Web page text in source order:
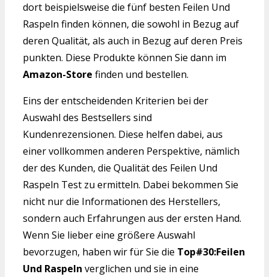
dort beispielsweise die fünf besten Feilen Und
Raspeln finden können, die sowohl in Bezug auf
deren Qualität, als auch in Bezug auf deren Preis
punkten. Diese Produkte können Sie dann im
Amazon-Store finden und bestellen.
Eins der entscheidenden Kriterien bei der
Auswahl des Bestsellers sind
Kundenrezensionen. Diese helfen dabei, aus
einer vollkommen anderen Perspektive, nämlich
der des Kunden, die Qualität des Feilen Und
Raspeln Test zu ermitteln. Dabei bekommen Sie
nicht nur die Informationen des Herstellers,
sondern auch Erfahrungen aus der ersten Hand.
Wenn Sie lieber eine größere Auswahl
bevorzugen, haben wir für Sie die Top#30:Feilen
Und Raspeln verglichen und sie in eine